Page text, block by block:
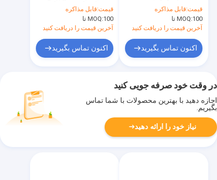
نصب بزرگ
قیمت:قابل مذاکره
MOQ:100 تا
آخرین قیمت را دریافت کنید
اکنون تماس بگیرید
اولویت نور روز
قیمت:قابل مذاکره
MOQ:100 تا
آخرین قیمت را دریافت کنید
اکنون تماس بگیرید
در وقت خود صرفه جویی کنید
اجازه دهید با بهترین محصولات با شما تماس
بگیریم.
نیاز خود را ارائه دهید